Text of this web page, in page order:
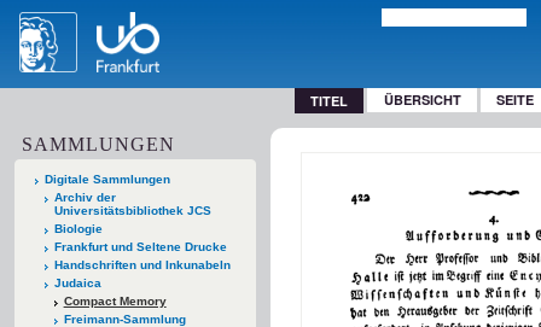
TITEL ÜBERSICHT SEITE
SAMMLUNGEN
Digitale Sammlungen
Archiv der
Universitätsbibliothek JCS
Biologie
Frankfurt und Seltene Drucke
Handschriften und Inkunabeln
Judaica
Compact Memory
Freimann-Sammlung